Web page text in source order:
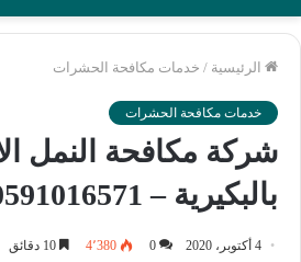
الرئيسية / خدمات مكافحة الحشرات
خدمات مكافحة الحشرات
شركة مكافحة النمل
بالبكيرية – 0591016571 – اتصل الآن
4 أكتوبر، 2020 0 4٬380